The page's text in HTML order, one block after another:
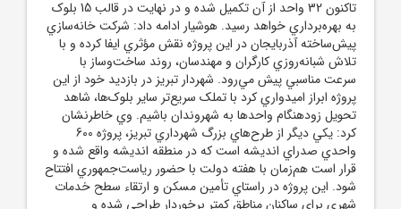
تاکنون 32 واحد از آن تکميل شده و در نهايت در قالب 15 بلوک
به بهره‌برداري خواهد رسيد. هوشيار ادامه داد: شرکت خانه‌سازي
پيش‌ساخته آذربايجان در اين پروژه نقش مؤثري ايفا کرده و با
تلاش شبانه‌روزي کارگران و مهندسان، روند ساخت‌وساز با
سرعت مناسبي پيش مي‌رود. شهردار تبريز در بازديد خود از اين
پروژه ابراز اميدواري کرد با تملک سريع‌تر ساير بلوک‌ها، شاهد
تحويل زودهنگام واحدها به شهروندان باشيم. وي خاطرنشان
کرد: يکي ديگر از طرح‌هاي بزرگ شهرداري تبريز، پروژه 600
واحدي صدراي انديشه است که در منطقه انديشه واقع شده و
قرار است هم‌زمان با هفته دولت با حضور رياست‌جمهوري افتتاح
شود. اين پروژه در راستاي تأمين مسکن و ارتقاء سطح خدمات
شهري براي ساکنان مناطق کمتر برخوردار طراحي شده و